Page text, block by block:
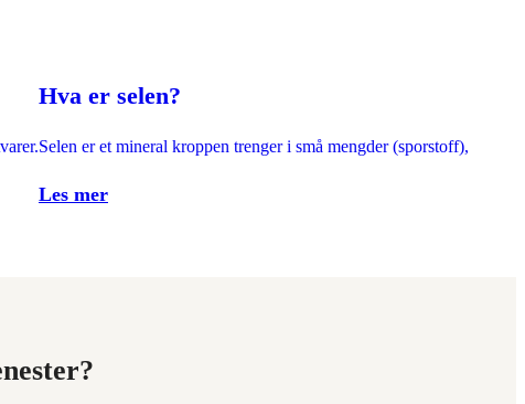
Hva er selen?
Selen er et mineral kroppen trenger i små mengder (sporstoff), og
Les mer